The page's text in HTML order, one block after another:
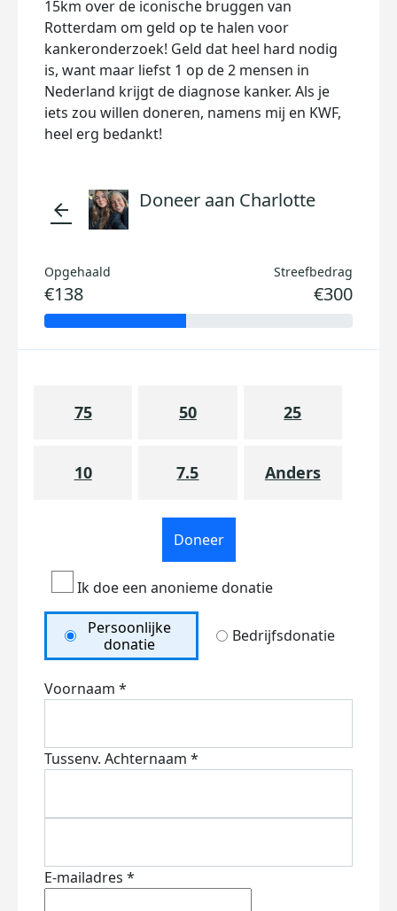
15km over de iconische bruggen van
Rotterdam om geld op te halen voor
kankeronderzoek! Geld dat heel hard nodig
is, want maar liefst 1 op de 2 mensen in
Nederland krijgt de diagnose kanker. Als je
iets zou willen doneren, namens mij en KWF,
heel erg bedankt!
arrow_back Doneer aan Charlotte
Opgehaald
€138
Streefbedrag
€300
75 50 25
10 7.5 Anders
Doneer
Ik doe een anonieme donatie
Persoonlijke
donatie
Bedrijfsdonatie
Voornaam *
Tussenv. Achternaam *
E-mailadres *